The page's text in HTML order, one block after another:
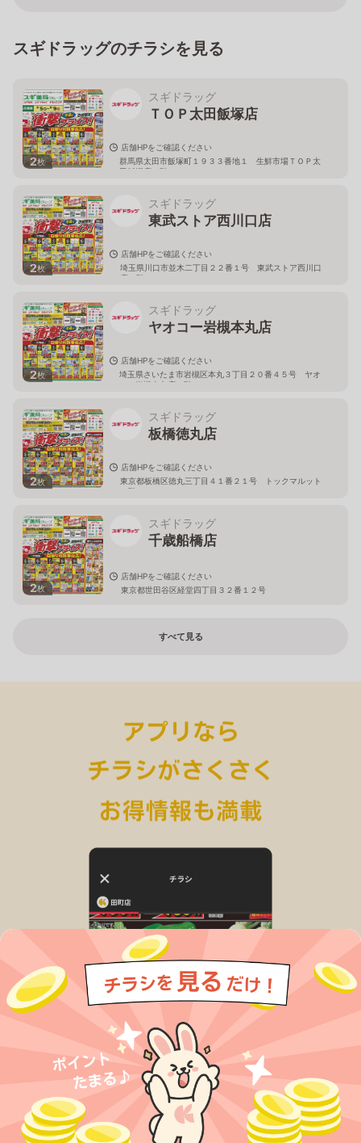
スギドラッグのチラシを見る
2枚
スギドラッグ
ＴＯＰ太田飯塚店
店舗HPをご確認ください
群馬県太田市飯塚町１９３３番地１ 生鮮市場ＴＯＰ太
田飯塚店１階
2枚
スギドラッグ
東武ストア西川口店
店舗HPをご確認ください
埼玉県川口市並木二丁目２２番１号 東武ストア西川口
店２階
2枚
スギドラッグ
ヤオコー岩槻本丸店
店舗HPをご確認ください
埼玉県さいたま市岩槻区本丸３丁目２０番４５号 ヤオ
コー岩槻本丸店２階
2枚
スギドラッグ
板橋徳丸店
店舗HPをご確認ください
東京都板橋区徳丸三丁目４１番２１号 トックマルット
１階
2枚
スギドラッグ
千歳船橋店
店舗HPをご確認ください
東京都世田谷区経堂四丁目３２番１２号
すべて見る